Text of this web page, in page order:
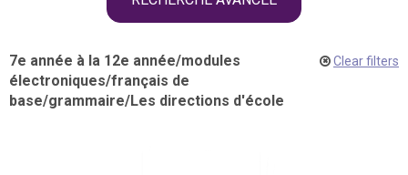
7e année à la 12e année/modules
électroniques/français de
base/grammaire/Les directions d'école
Clear filters